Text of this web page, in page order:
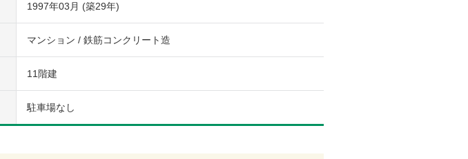
1997年03月 (築29年)
マンション / 鉄筋コンクリート造
11階建
駐車場なし